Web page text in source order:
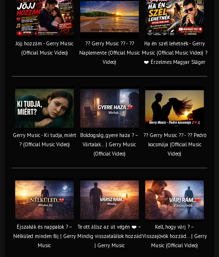
Jöjj hozzám - Gerry Music
(Official Music Video)
?? Gerry Music ?? - ??
Naplemente (Official Music
Video)
Ha én szél lehetnék - Gerry
Music (Official Music Video) ?️
❤️ Érzelmes Magyar Sláger
Gerry Music - Ki tudja, miért
? (Official Music Video)
Boldogság, gyere haza ? –
Vártalak… | Gerry Music
(Official Video)
?? Gerry Music ?? - ?? Pedró
kocsmája (Official Music
Video)
Éjszakák és nappalok ? –
Nélküled minden fáj | Gerry
Music
Te ott állsz az út végén ❤️ –
Mindig visszatalálok hozzád
| Gerry Music
Kell, hogy várj ? –
Visszajövök hozzád… | Gerry
Music (Official Video)